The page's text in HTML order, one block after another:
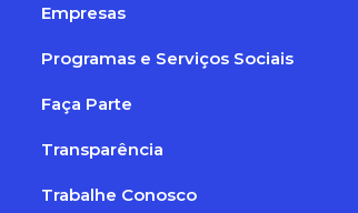
Empresas
Programas e Serviços Sociais
Faça Parte
Transparência
Trabalhe Conosco